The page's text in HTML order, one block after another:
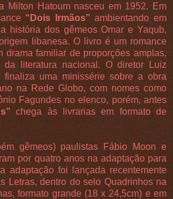
Milton Hatoum nasceu em 1952. Em
“Dois Irmãos” ambientando em
história dos gêmeos Omar e Yaqub,
libanesa. O livro é um romance
drama familiar de proporções amplas,
da literatura nacional. O diretor Luiz
finaliza uma minissérie sobre a obra
na Rede Globo, com nomes como
Fagundes no elenco, porém, antes
chega às livrarias em formato de
gêmeos) paulistas Fábio Moon e
por quatro anos na adaptação para
adaptação foi lançada recentemente
Letras, dentro do selo Quadrinhos na
formato grande (18 x 24,5cm) e em